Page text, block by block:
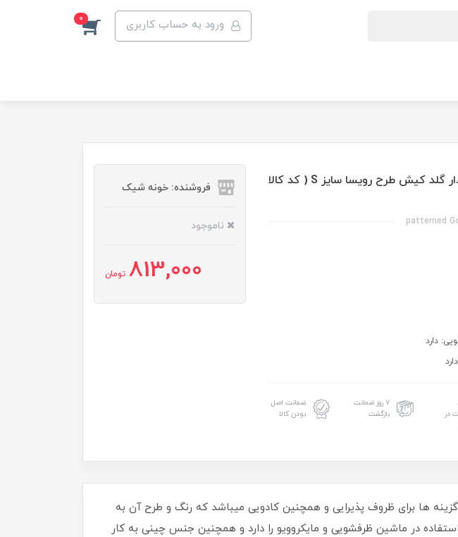
ورود به حساب کاربری 0
تابه مستطیل چینی طرح دار گلد کیش طرح رویسا سایز S ( کد کالا
patterned
دارد
در
۷ روز ضمانت
بازگشت
ضمانت اصل
بودن کالا
فروشنده: خونه شیک
ناموجود
813,000 تومان
ها برای ظروف پذیرایی و همچنین کادویی میباشد که رنگ و طرح آن به
در ماشین ظرفشویی و مایکروویو را دارد و همچنین جنس چینی به کار